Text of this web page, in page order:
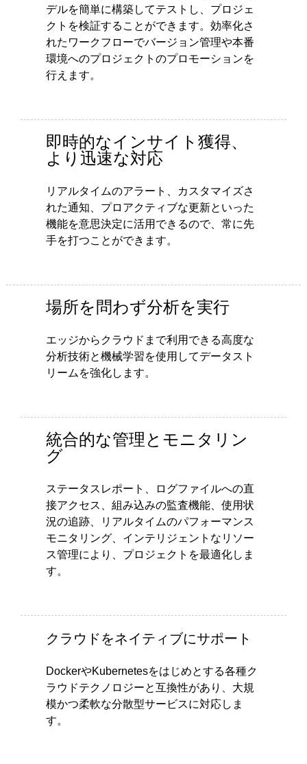
デルを簡単に構築してテストし、プロジェ
クトを検証することができます。効率化さ
れたワークフローでバージョン管理や本番
環境へのプロジェクトのプロモーションを
行えます。
即時的なインサイト獲得、
より迅速な対応
リアルタイムのアラート、カスタマイズさ
れた通知、プロアクティブな更新といった
機能を意思決定に活用できるので、常に先
手を打つことができます。
場所を問わず分析を実行
エッジからクラウドまで利用できる高度な
分析技術と機械学習を使用してデータスト
リームを強化します。
統合的な管理とモニタリン
グ
ステータスレポート、ログファイルへの直
接アクセス、組み込みの監査機能、使用状
況の追跡、リアルタイムのパフォーマンス
モニタリング、インテリジェントなリソー
ス管理により、プロジェクトを最適化しま
す。
クラウドをネイティブにサポート
DockerやKubernetesをはじめとする各種ク
ラウドテクノロジーと互換性があり、大規
模かつ柔軟な分散型サービスに対応しま
す。